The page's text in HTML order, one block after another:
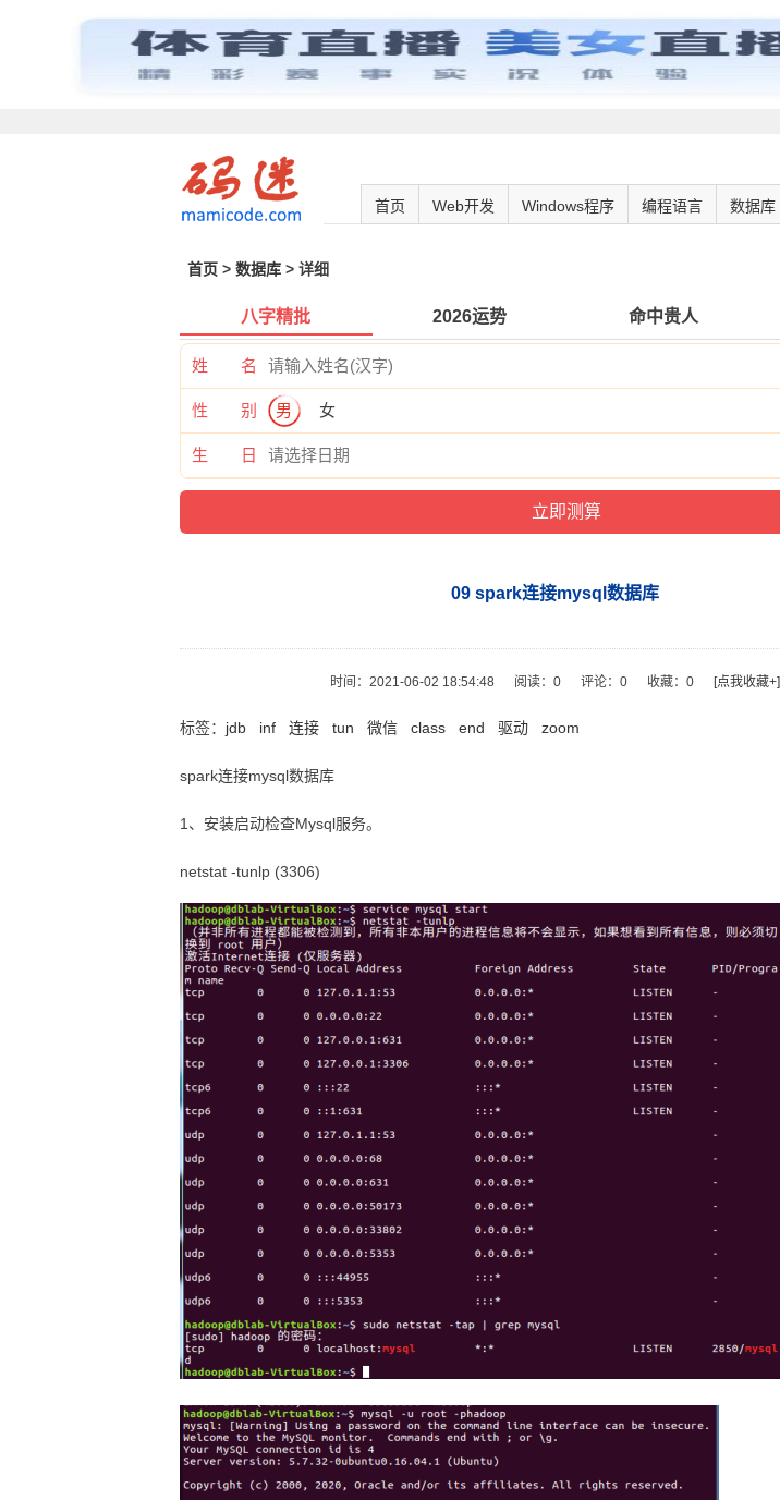
首页 Web开发 Windows程序 编程语言 数据库
首页 > 数据库 > 详细
八字精批 2026运势 命中贵人
姓 名
性 别 男 女
生 日
09 spark连接mysql数据库
时间：2021-06-02 18:54:48 阅读：0 评论：0 收藏：0 [点我收藏+]
标签： jdb inf 连接 tun 微信 class end 驱动 zoom
spark连接mysql数据库
1、安装启动检查Mysql服务。
netstat -tunlp (3306)